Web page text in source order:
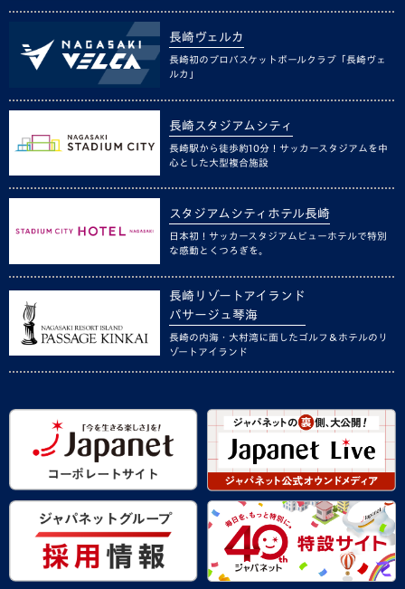
長崎ヴェルカ
長崎初のプロバスケットボールクラブ「長崎ヴェ
ルカ」
長崎スタジアムシティ
長崎駅から徒歩約10分！サッカースタジアムを中
心とした大型複合施設
スタジアムシティホテル長崎
日本初！サッカースタジアムビューホテルで特別
な感動とくつろぎを。
長崎リゾートアイランド
パサージュ琴海
長崎の内海・大村湾に面したゴルフ＆ホテルのリ
ゾートアイランド